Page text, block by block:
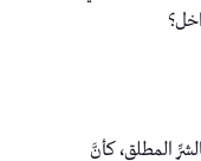
المطلق، كأنَّ